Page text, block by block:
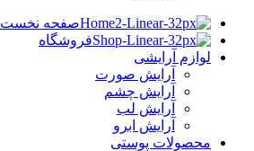
صفحه نخست
فروشگاه
لوازم آرایشی
آرایش صورت
آرایش چشم
آرایش لب
آرایش ابرو
محصولات پوستی